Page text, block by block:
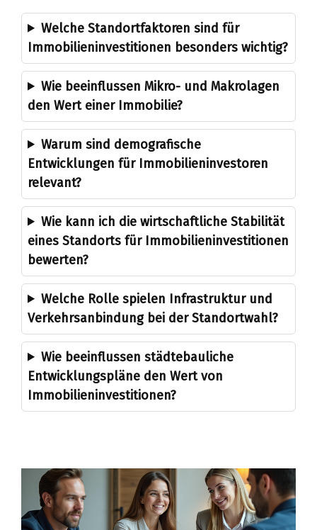
Welche Standortfaktoren sind für
Immobilieninvestitionen besonders wichtig?
Wie beeinflussen Mikro- und Makrolagen
den Wert einer Immobilie?
Warum sind demografische
Entwicklungen für Immobilieninvestoren
relevant?
Wie kann ich die wirtschaftliche Stabilität
eines Standorts für Immobilieninvestitionen
bewerten?
Welche Rolle spielen Infrastruktur und
Verkehrsanbindung bei der Standortwahl?
Wie beeinflussen städtebauliche
Entwicklungspläne den Wert von
Immobilieninvestitionen?